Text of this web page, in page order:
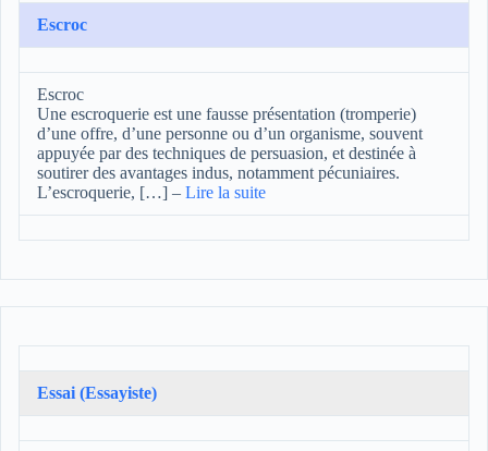
Escroc
Escroc
Une escroquerie est une fausse présentation (tromperie)
d’une offre, d’une personne ou d’un organisme, souvent
appuyée par des techniques de persuasion, et destinée à
soutirer des avantages indus, notamment pécuniaires.
L’escroquerie, […] – Lire la suite
Essai (Essayiste)